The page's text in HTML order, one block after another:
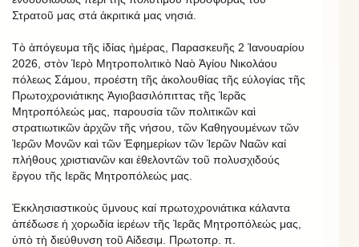
Στρατοῦ μας στά ἀκριτικά μας νησιά.
Τὸ ἀπόγευμα τῆς ἰδίας ἡμέρας, Παρασκευῆς 2 Ἰανουαρίου
2026, στὸν Ἱερὸ Μητροπολιτικὸ Ναὸ Ἁγίου Νικολάου
πόλεως Σάμου, προέστη τῆς ἀκολουθίας τῆς εὐλογίας τῆς
Πρωτοχρονιάτικης Ἁγιοβασιλόπιττας τῆς Ἱερᾶς
Μητροπόλεώς μας, παρουσία τῶν πολιτικῶν καὶ
στρατιωτικῶν ἀρχῶν τῆς νήσου, τῶν Καθηγουμένων τῶν
Ἱερῶν Μονῶν καὶ τῶν Ἐφημερίων τῶν Ἱερῶν Ναῶν καί
πλήθους χριστιανῶν και ἐθελοντῶν τοῦ πολυσχιδούς
ἔργου τῆς Ιερᾶς Μητροπόλεώς μας.
Ἐκκλησιαστικοὺς ὕμνους καί πρωτοχρονιάτικα κάλαντα
ἀπέδωσε ἡ χορωδία ἱερέων τῆς Ἱερᾶς Μητροπόλεώς μας,
ὑπὸ τὴ διεύθυνση τοῦ Αἰδεσιμ. Πρωτοπρ. π.